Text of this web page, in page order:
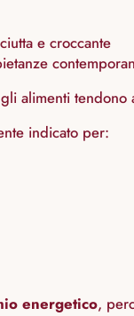
e croccante
alimenti tendono
indicato per:
energetico,